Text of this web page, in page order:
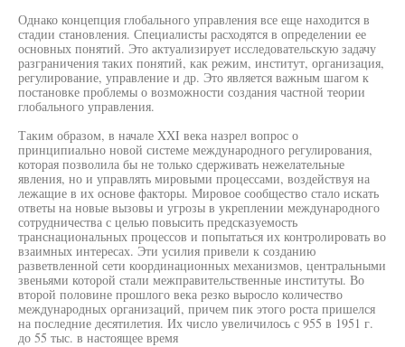
Однако концепция глобального управления все еще находится в
стадии становления. Специалисты расходятся в определении ее
основных понятий. Это актуализирует исследовательскую задачу
разграничения таких понятий, как режим, институт, организация,
регулирование, управление и др. Это является важным шагом к
постановке проблемы о возможности создания частной теории
глобального управления.
Таким образом, в начале XXI века назрел вопрос о
принципиально новой системе международного регулирования,
которая позволила бы не только сдерживать нежелательные
явления, но и управлять мировыми процессами, воздействуя на
лежащие в их основе факторы. Мировое сообщество стало искать
ответы на новые вызовы и угрозы в укреплении международного
сотрудничества с целью повысить предсказуемость
транснациональных процессов и попытаться их контролировать во
взаимных интересах. Эти усилия привели к созданию
разветвленной сети координационных механизмов, центральными
звеньями которой стали межправительственные институты. Во
второй половине прошлого века резко выросло количество
международных организаций, причем пик этого роста пришелся
на последние десятилетия. Их число увеличилось с 955 в 1951 г.
до 55 тыс. в настоящее время